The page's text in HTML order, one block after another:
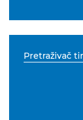
Pretraživač